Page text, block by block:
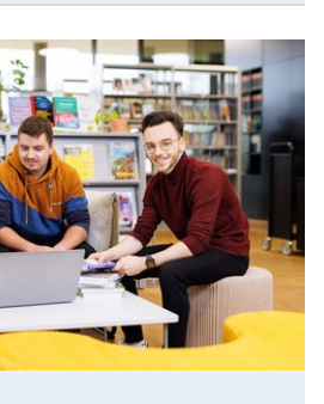
Offene Studiengänge